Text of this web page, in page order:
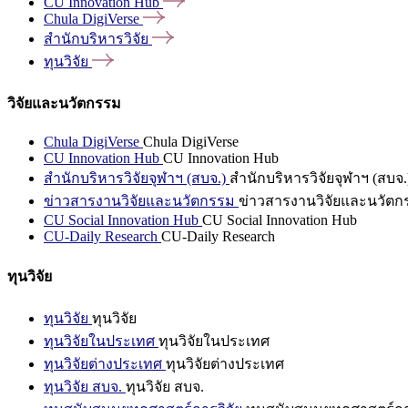
Chula DigiVerse
สำนักบริหารวิจัย
ทุนวิจัย
วิจัยและนวัตกรรม
Chula DigiVerse Chula DigiVerse
CU Innovation Hub CU Innovation Hub
สำนักบริหารวิจัยจุฬาฯ (สบจ.) สำนักบริหารวิจัยจุฬาฯ (สบจ
ข่าวสารงานวิจัยและนวัตกรรม ข่าวสารงานวิจัยและนวัตก
CU Social Innovation Hub CU Social Innovation Hub
CU-Daily Research CU-Daily Research
ทุนวิจัย
ทุนวิจัย ทุนวิจัย
ทุนวิจัยในประเทศ ทุนวิจัยในประเทศ
ทุนวิจัยต่างประเทศ ทุนวิจัยต่างประเทศ
ทุนวิจัย สบจ. ทุนวิจัย สบจ.